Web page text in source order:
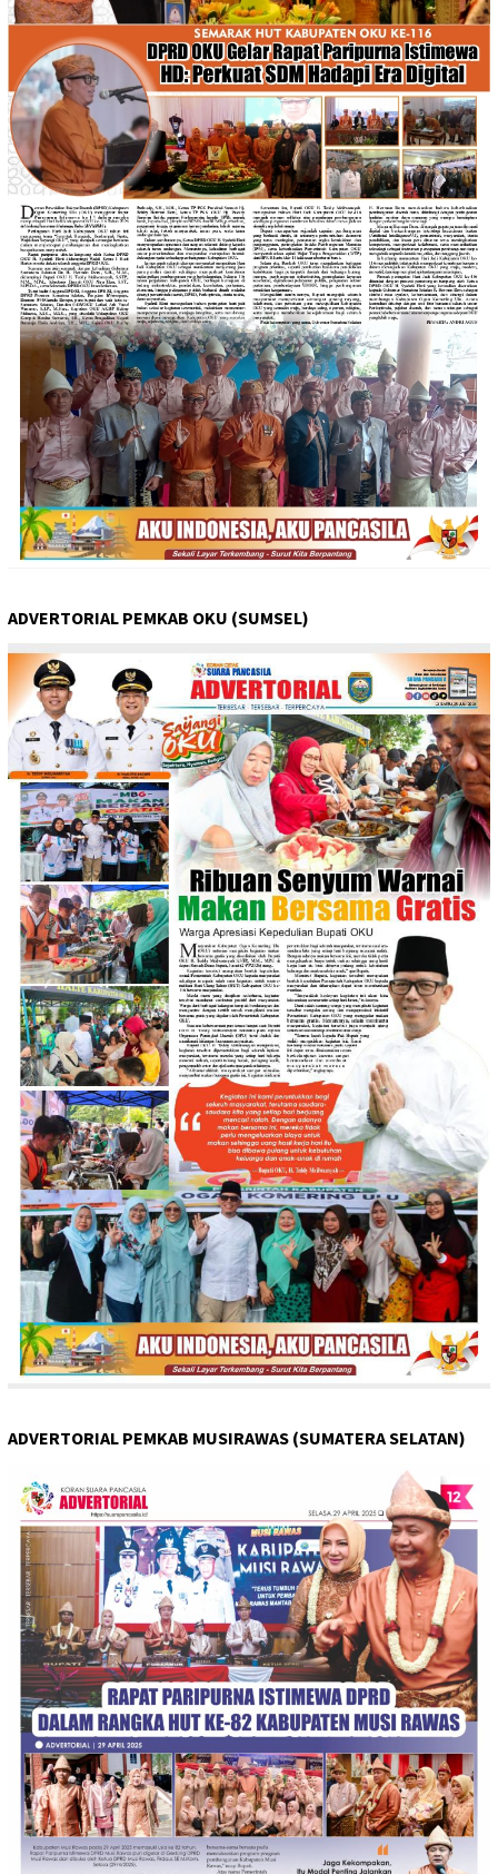
ADVERTORIAL PEMKAB OKU (SUMSEL)
ADVERTORIAL PEMKAB MUSIRAWAS (SUMATERA SELATAN)